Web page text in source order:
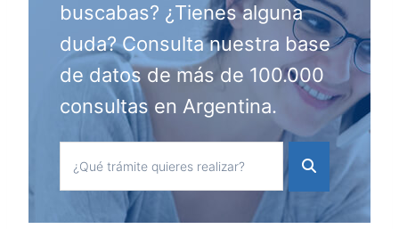
buscabas? ¿Tienes alguna
duda? Consulta nuestra base
de datos de más de 100.000
consultas en Argentina.